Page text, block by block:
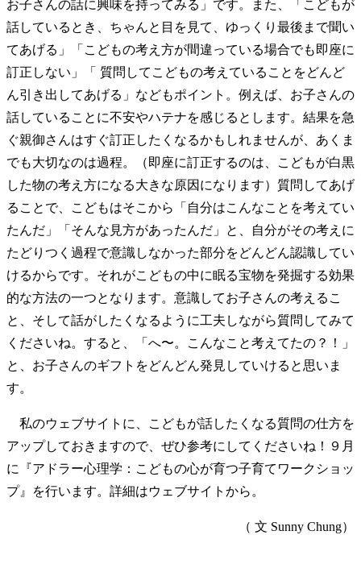
お子さんの話に興味を持ってみる」です。また、「こどもが
話しているとき、ちゃんと目を見て、ゆっくり最後まで聞い
てあげる」「こどもの考え方が間違っている場合でも即座に
訂正しない」「 質問してこどもの考えていることをどんど
ん引き出してあげる」などもポイント。例えば、お子さんの
話していることに不安やハテナを感じるとします。結果を急
ぐ親御さんはすぐ訂正したくなるかもしれませんが、あくま
でも大切なのは過程。（即座に訂正するのは、こどもが白黒
した物の考え方になる大きな原因になります）質問してあげ
ることで、こどもはそこから「自分はこんなことを考えてい
たんだ」「そんな見方があったんだ」と、自分がその考えに
たどりつく過程で意識しなかった部分をどんどん認識してい
けるからです。それがこどもの中に眠る宝物を発掘する効果
的な方法の一つとなります。意識してお子さんの考えるこ
と、そして話がしたくなるように工夫しながら質問してみて
くださいね。すると、「へ〜。こんなこと考えてたの？！」
と、お子さんのギフトをどんどん発見していけると思いま
す。
私のウェブサイトに、こどもが話したくなる質問の仕方を
アップしておきますので、ぜひ参考にしてくださいね！９月
に『アドラー心理学：こどもの心が育つ子育てワークショッ
プ』を行います。詳細はウェブサイトから。
（ 文 Sunny Chung）